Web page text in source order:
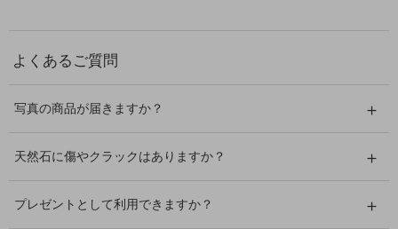
よくあるご質問
写真の商品が届きますか？
天然石に傷やクラックはありますか？
プレゼントとして利用できますか？